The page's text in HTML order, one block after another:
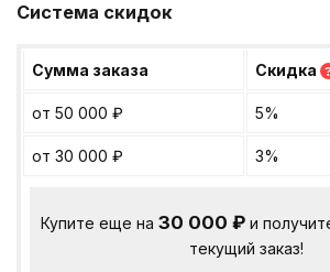
Система скидок
Сумма заказа Скидка ?
от 50 000 ₽ 5%
от 30 000 ₽ 3%
Купите еще на30 000₽ и
текущий заказ!